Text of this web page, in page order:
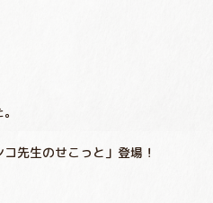
先生のせこっと」登場！